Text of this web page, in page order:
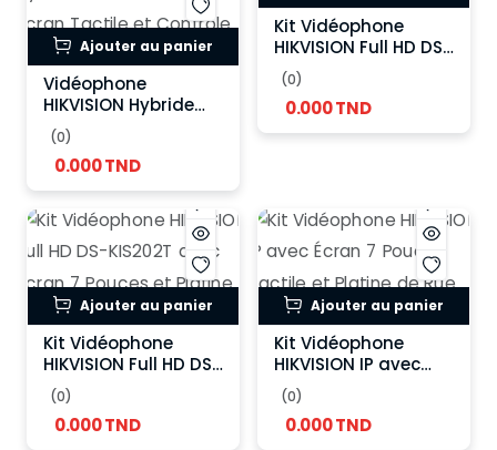
Ajouter au panier
Vidéophone
HIKVISION Hybride
Connecté avec
Écran Tactile et
Contrôle d’Accès
(0)
0.000 TND
Kit Vidéophone
HIKVISION Full HD DS-
KIS204T
(0)
0.000 TND
Ajouter au panier
Kit Vidéophone
HIKVISION Full HD DS-
KIS202T avec Écran 7
Pouces et Platine de
Rue Caméra HD
(0)
0.000 TND
Ajouter au panier
Kit Vidéophone
HIKVISION IP avec
Écran 7 Pouces
Tactile et Platine de
Rue Caméra HD
(0)
0.000 TND